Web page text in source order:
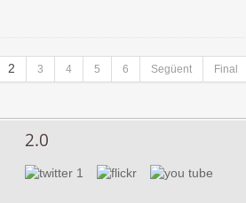
2 3 4 5 6 Següent Final
2.0